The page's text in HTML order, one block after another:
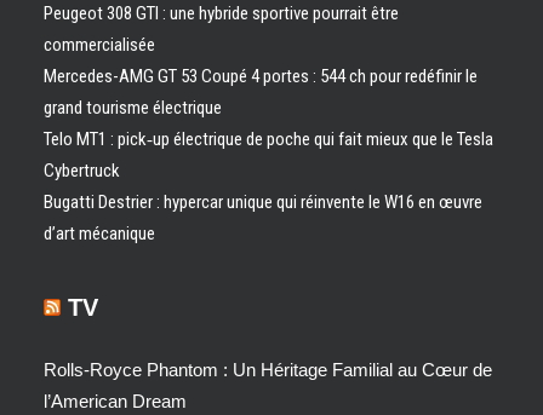
Peugeot 308 GTI : une hybride sportive pourrait être
commercialisée
Mercedes-AMG GT 53 Coupé 4 portes : 544 ch pour redéfinir le
grand tourisme électrique
Telo MT1 : pick‑up électrique de poche qui fait mieux que le Tesla
Cybertruck
Bugatti Destrier : hypercar unique qui réinvente le W16 en œuvre
d’art mécanique
TV
Rolls-Royce Phantom : Un Héritage Familial au Cœur de
l’American Dream